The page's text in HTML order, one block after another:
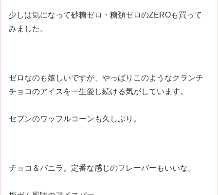
少しは気になって砂糖ゼロ・糖類ゼロのZEROも買って
みました。
ゼロなのも嬉しいですが、やっぱりこのようなクランチ
チョコのアイスを一生愛し続ける気がしています。
セブンのワッフルコーンも久しぶり。
チョコ＆バニラ。定番な感じのフレーバーもいいな。